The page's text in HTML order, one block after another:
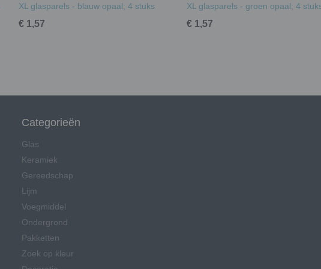
XL glasparels - blauw opaal; 4 stuks
€ 1,57
XL glasparels - groen opaal; 4
€ 1,57
Categorieën
Glas
Keramiek
Gereedschap
Lijm
Voegmiddel
Ondergrond
Pakketten
Zoek op kleur